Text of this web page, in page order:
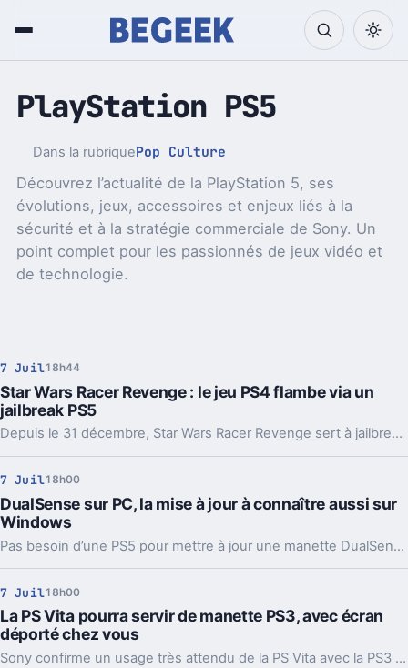
PlayStation PS5
Dans la rubriquePop Culture
Découvrez l’actualité de la PlayStation 5, ses
évolutions, jeux, accessoires et enjeux liés à la
sécurité et à la stratégie commerciale de Sony. Un
point complet pour les passionnés de jeux vidéo et
de technologie.
7 Juil18h44
Star Wars Racer Revenge : le jeu PS4 flambe via un
jailbreak PS5
Depuis le 31 décembre, Star Wars Racer Revenge sert à jailbreaker la PS5. Ce jeu PS4, très rare en version physique, s'arrache désormais jusqu'à 411 dollars.
7 Juil18h00
DualSense sur PC, la mise à jour à connaître aussi sur
Windows
Pas besoin d’une PS5 pour mettre à jour une manette DualSense. Sony propose aussi un utilitaire Windows, pratique quand la console n’est pas là.
7 Juil18h00
La PS Vita pourra servir de manette PS3, avec écran
déporté chez vous
Sony confirme un usage très attendu de la PS Vita avec la PS3 : jouer et regarder des films à distance, avec reprise des sauvegardes.